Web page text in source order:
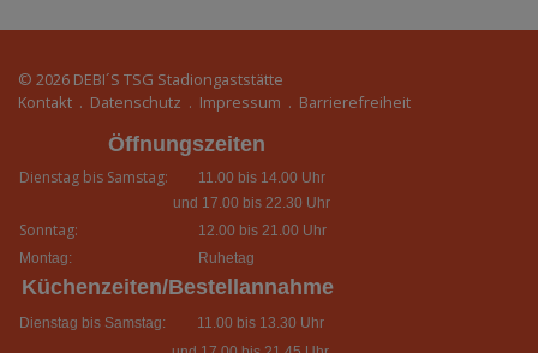
© 2026 DEBI´S TSG Stadiongaststätte
Kontakt . Datenschutz . Impressum . Barrierefreiheit
Öffnungszeiten
Dienstag bis Samstag:
11.00 bis 14.00 Uhr
und 17.00 bis 22.30 Uhr
Sonntag:
12.00 bis 21.00 Uhr
Montag:
Ruhetag
Küchenzeiten/Bestellannahme
Dienstag bis Samstag:
11.00 bis 13.30 Uhr